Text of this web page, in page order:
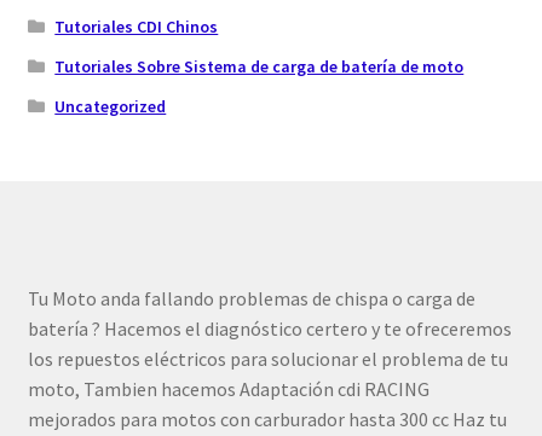
Tutoriales CDI Chinos
Tutoriales Sobre Sistema de carga de batería de moto
Uncategorized
Tu Moto anda fallando problemas de chispa o carga de
batería ? Hacemos el diagnóstico certero y te ofreceremos
los repuestos eléctricos para solucionar el problema de tu
moto, Tambien hacemos Adaptación cdi RACING
mejorados para motos con carburador hasta 300 cc Haz tu